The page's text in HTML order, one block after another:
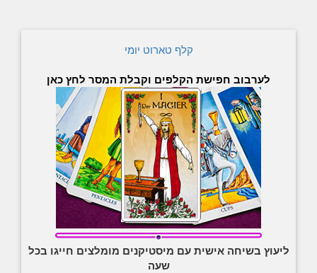
קלף טארוט יומי
לערבוב חפישת הקלפים וקבלת המסר לחץ כאן
ליעוץ בשיחה אישית עם מיסטיקנים מומלצים חייגו בכל
שעה